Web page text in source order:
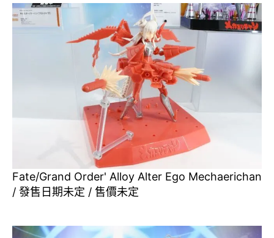
Fate/Grand Order' Alloy Alter Ego Mechaerichan
/ 發售日期未定 / 售價未定